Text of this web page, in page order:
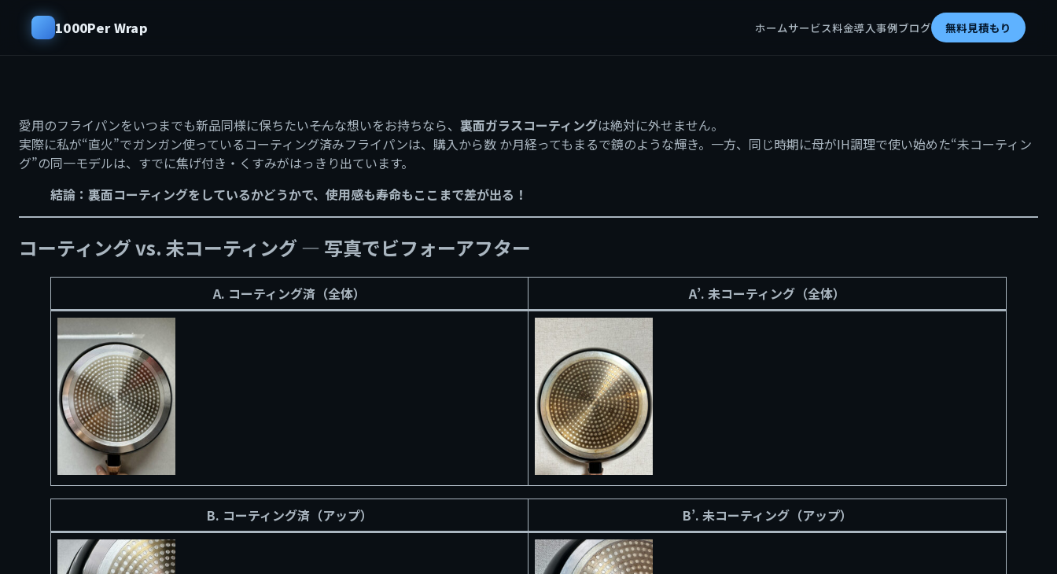
1000Per Wrap ホームサービス料金導入事例ブログ 無料見積もり
愛用のフライパンをいつまでも新品同様に保ちたい――そんな想いをお持ちなら、 裏面ガラスコーティングは絶対に外せません。
実際に私が“直火”でガンガン使っているコーティング済みフライパンは、購入から数 か月経ってもまるで鏡のような輝き。一方、同じ時期に母がIH調理で使い始めた“未コーティン
グ”の同一モデルは、すでに焦げ付き・くすみがはっきり出ています。
結論：裏面コーティングをしているかどうかで、使用感も寿命もここまで差が出る！
コーティング vs. 未コーティング ― 写真でビフォーアフター
A. コーティング済（全体） A’. 未コーティング（全体）
B. コーティング済（アップ） B’. 未コーティング（アップ）